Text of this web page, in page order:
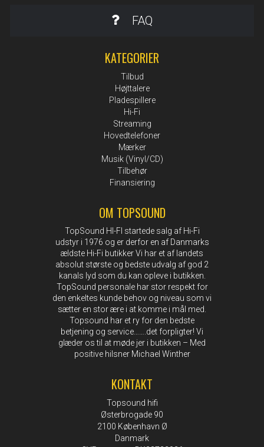
FAQ
KATEGORIER
Tilbud
Højttalere
Pladespillere
Hi-Fi
Streaming
Hovedtelefoner
Mærker
Musik (Vinyl/CD)
Tilbehør
Finansiering
OM TOPSOUND
TopSound HI-FI startede salg af Hi-Fi
udstyr i 1976 og er derfor en af Danmarks
ældste Hi-Fi butikker Vi har et af landets
absolut største og bedste udvalg af god 2
kanals lyd som du kan opleve i butikken.
TopSound personale har stor respekt for
den enkeltes kunde behov og niveau som vi
sætter en stor ære i at komme i mål med.
Topsound har et ry for den bedste
betjening og service…….det forpligter! Vi
glæder os til at møde jer i butikken – Med
positive hilsner Michael Winther
KONTAKT
Topsound hifi
Østerbrogade 90
2100 København Ø
Danmark